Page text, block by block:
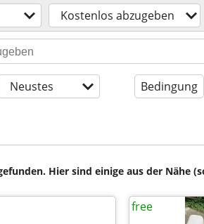
Kostenlos abzugeben
Neustes Bedingung
Hier sind einige aus der Nähe
free